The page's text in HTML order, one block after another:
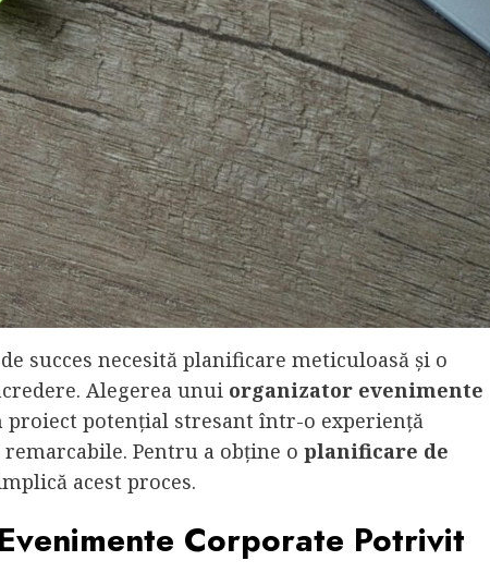
succes necesită planificare meticuloasă și o
Alegerea unui organizator evenimente
potențial stresant într-o experiență
Pentru a obține o planificare de
acest proces.
Corporate Potrivit